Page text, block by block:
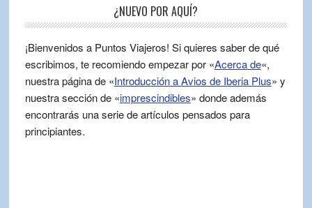
¿NUEVO POR AQUÍ?
¡Bienvenidos a Puntos Viajeros! Si quieres saber de qué
escribimos, te recomiendo empezar por «Acerca de«,
nuestra página de «Introducción a Avios de Iberia Plus» y
nuestra sección de «imprescindibles» donde además
encontrarás una serie de artículos pensados para
principiantes.